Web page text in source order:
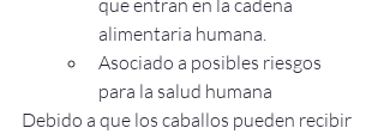
alimentaria humana.
Asociado a posibles riesgos
para la salud humana
Debido a que los caballos pueden recibir